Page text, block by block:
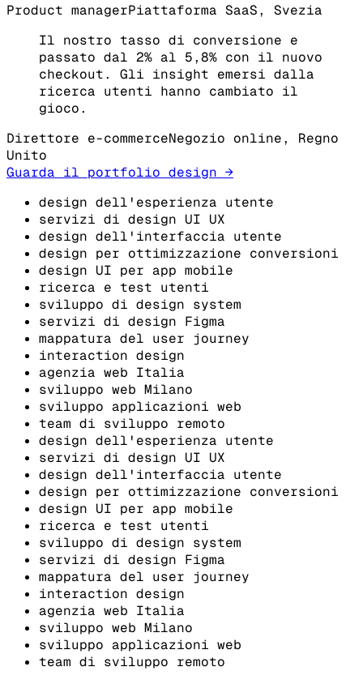
Product managerPiattaforma SaaS, Svezia
Il nostro tasso di conversione e
passato dal 2% al 5,8% con il nuovo
checkout. Gli insight emersi dalla
ricerca utenti hanno cambiato il
gioco.
Direttore e-commerceNegozio online, Regno
Unito
Guarda il portfolio design →
design dell'esperienza utente
servizi di design UI UX
design dell'interfaccia utente
design per ottimizzazione conversioni
design UI per app mobile
ricerca e test utenti
sviluppo di design system
servizi di design Figma
mappatura del user journey
interaction design
agenzia web Italia
sviluppo web Milano
sviluppo applicazioni web
team di sviluppo remoto
design dell'esperienza utente
servizi di design UI UX
design dell'interfaccia utente
design per ottimizzazione conversioni
design UI per app mobile
ricerca e test utenti
sviluppo di design system
servizi di design Figma
mappatura del user journey
interaction design
agenzia web Italia
sviluppo web Milano
sviluppo applicazioni web
team di sviluppo remoto